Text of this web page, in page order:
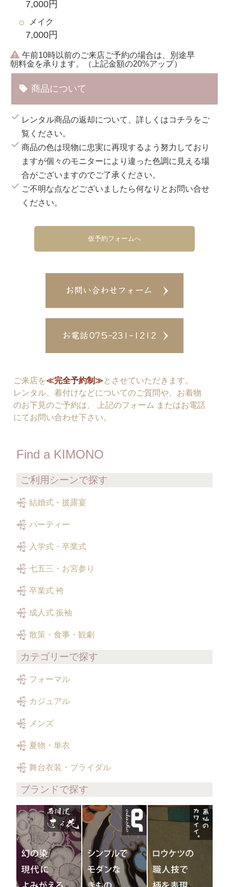
7,000円
メイク
7,000円
午前10時以前のご来店ご予約の場合は、別途早
朝料金を承ります。（上記金額の20%アップ）
商品について
レンタル商品の返却について、詳しくはコチラ をご
覧ください。
商品の色は現物に忠実に再現するよう努力しており
ますが個々のモニターにより違った色調に見える場
合がございますのでご了承ください。
ご不明な点などございましたら何なりとお問い合せ
ください。
仮予約フォームへ
ご来店を≪完全予約制≫とさせていただきます。
レンタル、着付けなどについてのご質問や、お着物
のお下見のご予約は、 上記のフォーム またはお電話
にてお問い合わせ下さい。
Find a KIMONO
ご利用シーンで探す
結婚式・披露宴
パーティー
入学式・卒業式
七五三・お宮参り
卒業式 袴
成人式 振袖
散策・食事・観劇
カテゴリーで探す
フォーマル
カジュアル
メンズ
夏物・単衣
舞台衣装・ブライダル
ブランドで探す